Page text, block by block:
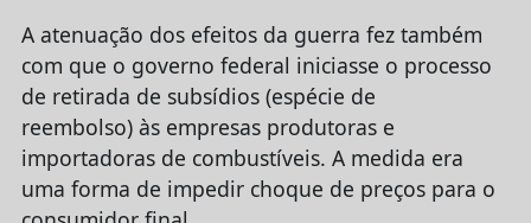
A atenuação dos efeitos da guerra fez também
com que o governo federal iniciasse o processo
de retirada de subsídios (espécie de
reembolso) às empresas produtoras e
importadoras de combustíveis. A medida era
uma forma de impedir choque de preços para o